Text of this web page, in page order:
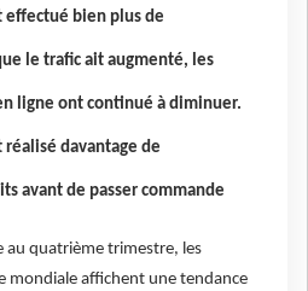
effectué bien plus de
le trafic ait augmenté, les
ligne ont continué à diminuer.
réalisé davantage de
avant de passer commande
au quatrième trimestre, les
mondiale affichent une tendance